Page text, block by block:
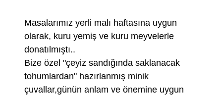
Masalarımız yerli malı haftasına uygun
olarak, kuru yemiş ve kuru meyvelerle
donatılmıştı..
Bize özel "çeyiz sandığında saklanacak
tohumlardan" hazırlanmış minik
çuvallar,günün anlam ve önemine uygun